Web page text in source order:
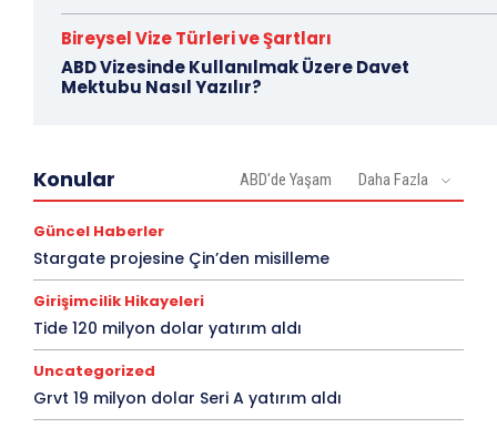
Bireysel Vize Türleri ve Şartları
ABD Vizesinde Kullanılmak Üzere Davet
Mektubu Nasıl Yazılır?
Konular ABD'de Yaşam Daha Fazla
Güncel Haberler
Stargate projesine Çin’den misilleme
Girişimcilik Hikayeleri
Tide 120 milyon dolar yatırım aldı
Uncategorized
Grvt 19 milyon dolar Seri A yatırım aldı